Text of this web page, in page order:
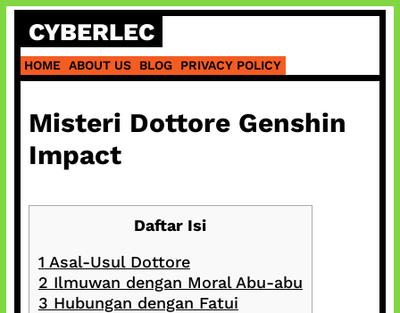
Skip
content
CYBERLEC
HOME ABOUT US BLOG PRIVACY POLICY
Misteri Dottore Genshin
Impact
Daftar Isi
1 Asal-Usul Dottore
2 Ilmuwan dengan Moral Abu-abu
3 Hubungan dengan Fatui